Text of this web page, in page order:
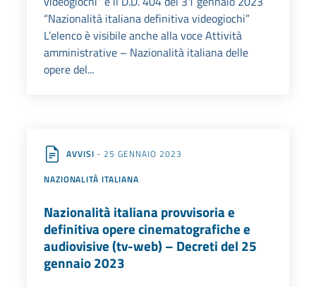
“Nazionalità italiana definitiva videogiochi”
L’elenco è visibile anche alla voce Attività
amministrative – Nazionalità italiana delle
opere del...
AVVISI - 25 GENNAIO 2023
NAZIONALITÀ ITALIANA
Nazionalità italiana provvisoria e
definitiva opere cinematografiche e
audiovisive (tv-web) – Decreti del 25
gennaio 2023